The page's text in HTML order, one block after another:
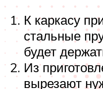
К каркасу
стальные
будет
Из
вырезают